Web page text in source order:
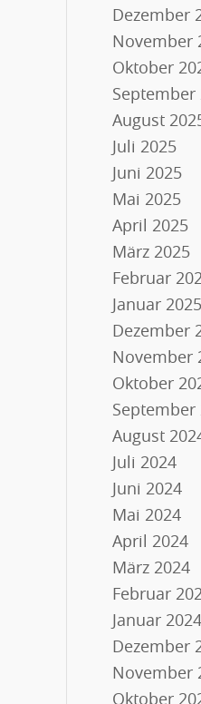
Dezember
November
Oktober
September
August
Juli 2025
Juni 2025
Mai 2025
April 2025
März 2025
Februar
Januar 2025
Dezember
November
Oktober
September
August
Juli 2024
Juni 2024
Mai 2024
April 2024
März 2024
Februar
Januar 2024
Dezember
November
Oktober